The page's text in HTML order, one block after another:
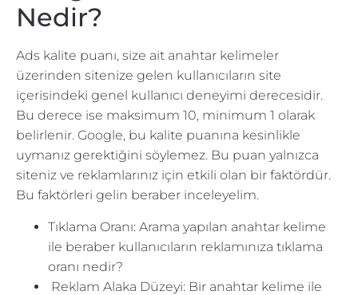
Nedir?
Ads kalite puanı, size ait anahtar kelimeler
üzerinden sitenize gelen kullanıcıların site
içerisindeki genel kullanıcı deneyimi derecesidir.
Bu derece ise maksimum 10, minimum 1 olarak
belirlenir. Google, bu kalite puanına kesinlikle
uymanız gerektiğini söylemez. Bu puan yalnızca
siteniz ve reklamlarınız için etkili olan bir faktördür.
Bu faktörleri gelin beraber inceleyelim.
Tıklama Oranı: Arama yapılan anahtar kelime
ile beraber kullanıcıların reklamınıza tıklama
oranı nedir?
Reklam Alaka Düzeyi: Bir anahtar kelime ile